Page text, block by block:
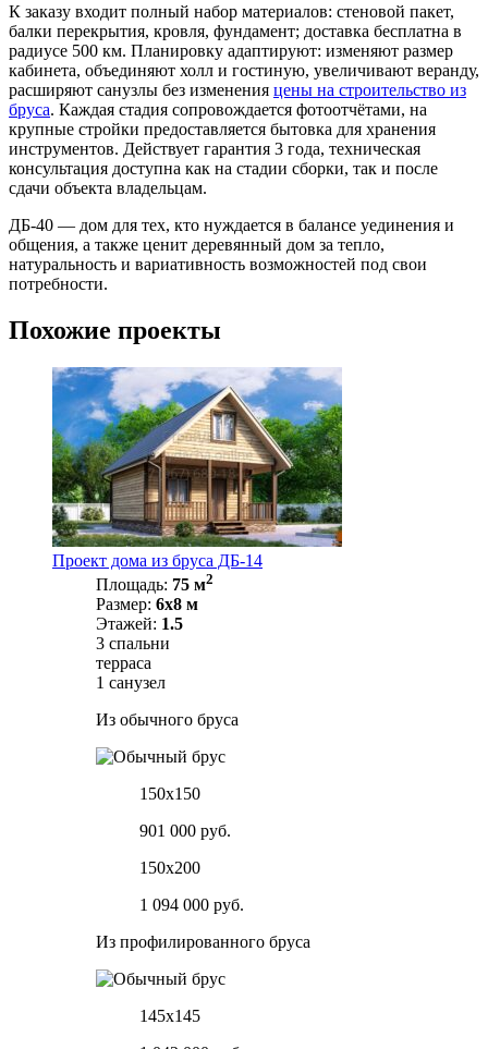
К заказу входит полный набор материалов: стеновой пакет,
балки перекрытия, кровля, фундамент; доставка бесплатна в
радиусе 500 км. Планировку адаптируют: изменяют размер
кабинета, объединяют холл и гостиную, увеличивают веранду,
расширяют санузлы без изменения цены на строительство из
бруса. Каждая стадия сопровождается фотоотчётами, на
крупные стройки предоставляется бытовка для хранения
инструментов. Действует гарантия 3 года, техническая
консультация доступна как на стадии сборки, так и после
сдачи объекта владельцам.
ДБ-40 — дом для тех, кто нуждается в балансе уединения и
общения, а также ценит деревянный дом за тепло,
натуральность и вариативность возможностей под свои
потребности.
Похожие проекты
Проект дома из бруса ДБ-14
Площадь: 75 м2
Размер: 6х8 м
Этажей: 1.5
3 спальни
терраса
1 санузел
Из обычного бруса
150х150
901 000 руб.
150х200
1 094 000 руб.
Из профилированного бруса
145х145